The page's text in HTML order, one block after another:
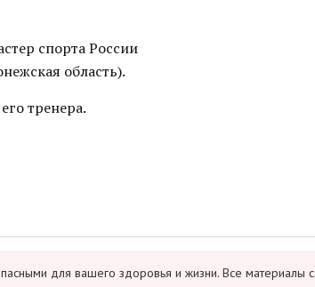
спорта России
область).
тренера.
для вашего здоровья и жизни. Все материалы